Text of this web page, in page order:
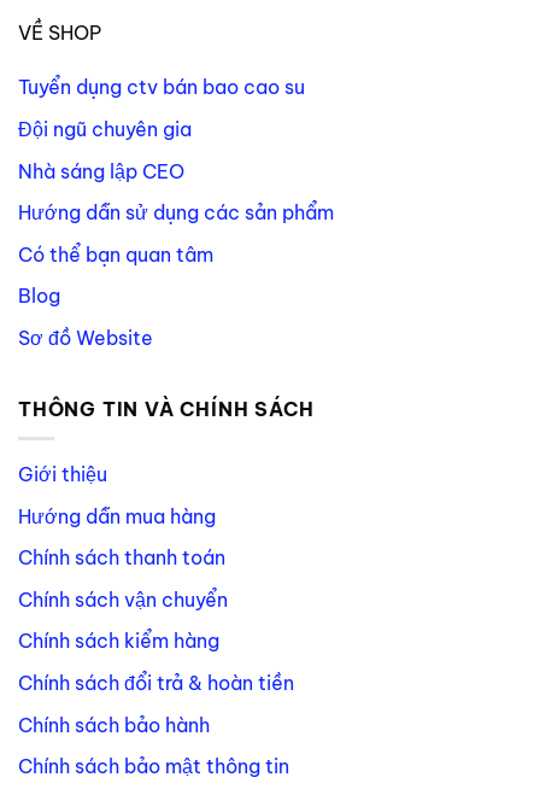
VỀ SHOP
Tuyển dụng ctv bán bao cao su
Đội ngũ chuyên gia
Nhà sáng lập CEO
Hướng dẫn sử dụng các sản phẩm
Có thể bạn quan tâm
Blog
Sơ đồ Website
THÔNG TIN VÀ CHÍNH SÁCH
Giới thiệu
Hướng dẫn mua hàng
Chính sách thanh toán
Chính sách vận chuyển
Chính sách kiểm hàng
Chính sách đổi trả & hoàn tiền
Chính sách bảo hành
Chính sách bảo mật thông tin